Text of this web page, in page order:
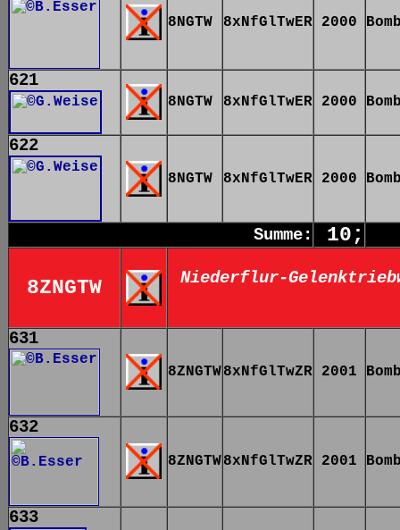
8NGTW 8xNfGlTwER 2000
621
8NGTW 8xNfGlTwER 2000
622
8NGTW 8xNfGlTwER 2000
Summe: 10;
8ZNGTW Niederflur-
631
8ZNGTW8xNfGlTwZR 2001
632
8ZNGTW8xNfGlTwZR 2001
633